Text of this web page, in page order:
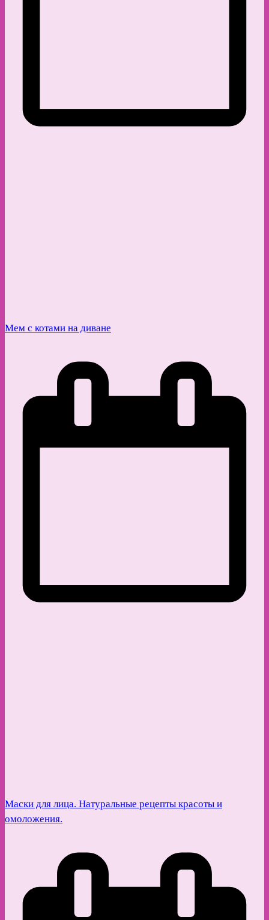
Мем с котами на диване
Маски для лица. Натуральные рецепты красоты и
омоложения.